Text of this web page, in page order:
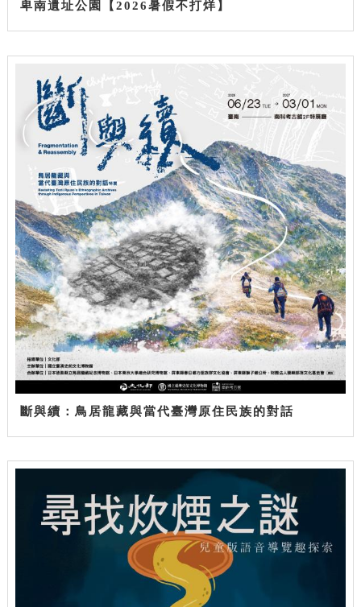
卑南遺址公園【2026暑假不打烊】
斷與續：鳥居龍藏與當代臺灣原住民族的對話